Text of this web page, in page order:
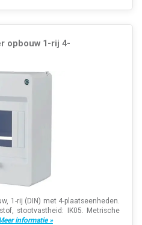
opbouw 1-rij 4-
1-rij (DIN) met 4-plaatseenheden.
stootvastheid: IK05. Metrische
informatie »